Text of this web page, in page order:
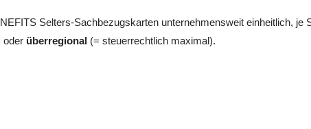
Selters-Sachbezugskarten unternehmensweit einheitlich, je
oder überregional (= steuerrechtlich maximal).